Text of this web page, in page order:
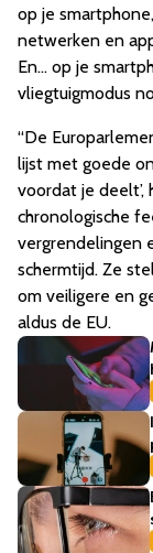
op je
netwerken en
En… op je
vliegtuigmodus
“De
lijst met goede
voordat je
chronologische
vergrendelingen
schermtijd. Ze
om veiligere en
aldus de EU.